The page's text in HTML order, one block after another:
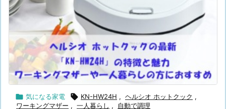
 気になる家電  KN-HW24H , ヘルシオ ホットクック ,
ワーキングマザー , 一人暮らし , 自動で調理